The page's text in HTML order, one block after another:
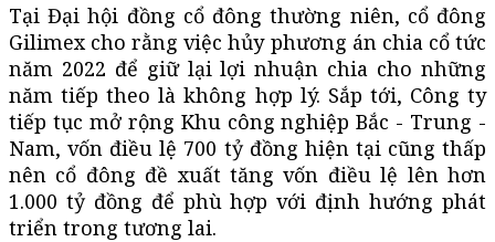
Tại Đại hội đồng cổ đông thường niên, cổ đông
Gilimex cho rằng việc hủy phương án chia cổ tức
năm 2022 để giữ lại lợi nhuận chia cho những
năm tiếp theo là không hợp lý. Sắp tới, Công ty
tiếp tục mở rộng Khu công nghiệp Bắc - Trung -
Nam, vốn điều lệ 700 tỷ đồng hiện tại cũng thấp
nên cổ đông đề xuất tăng vốn điều lệ lên hơn
1.000 tỷ đồng để phù hợp với định hướng phát
triển trong tương lai.